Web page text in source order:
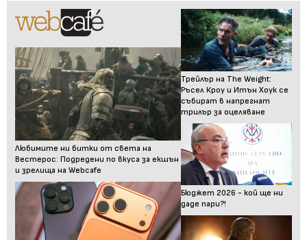
Любимите ни битки от света на
Вестерос: Подредени по вкуса за екшън
и зрелища на Webcafe
Трейлър на The Weight:
Ръсел Кроу и Итън Хоук се
събират в напрегнат
трилър за оцеляване
Бюджет 2026 - кой ще ни
даде пари?!